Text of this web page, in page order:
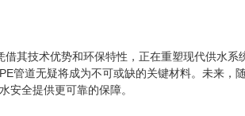
技术优势和环保特性，正在重塑现代供水系统
管道无疑将成为不可或缺的关键材料。未来
安全提供更可靠的保障。